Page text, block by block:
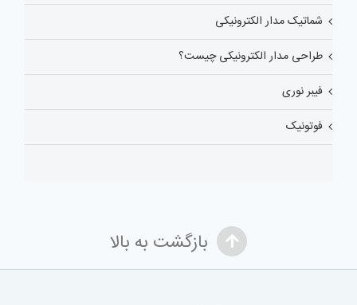
شماتیک مدار الکترونیکی
طراحی مدار الکترونیکی چیست؟
فیبر نوری
فوتونیک
بازگشت به بالا